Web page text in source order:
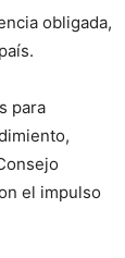
obligada,
para
el impulso